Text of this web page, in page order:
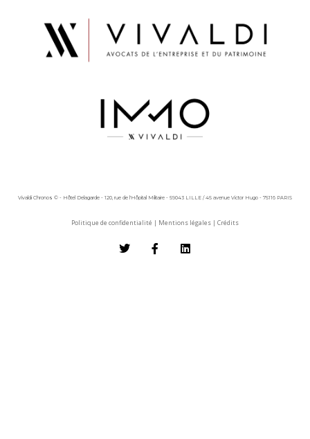
Vivaldi Chronos © - Hôtel Delagarde - 120, rue de l'Hôpital Militaire - 59043 LILLE / 45 avenue Victor Hugo - 75116 PARIS
Politique de confidentialité | Mentions légales | Crédits